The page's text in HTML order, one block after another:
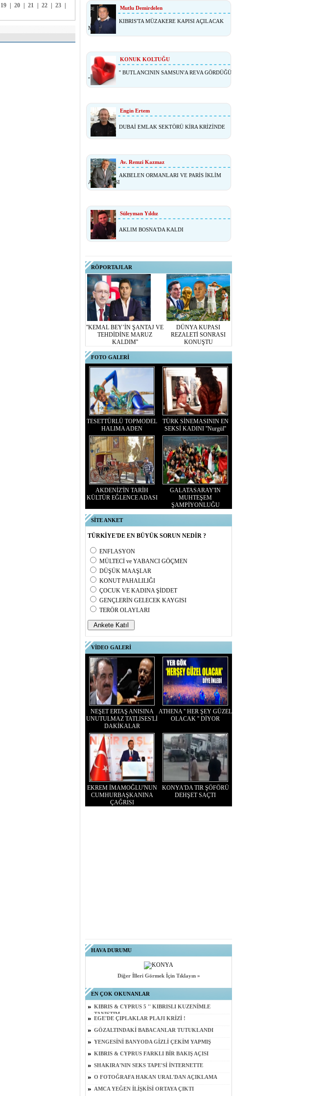
19 20 21 22 23 Mutlu Demirdelen
KIBRIS'TA MÜZAKERE KAPISI AÇILACAK
MI ?
KONUK KOLTUĞU
'' BUTLANCININ SAMSUN'A REVA GÖRDÜĞÜ
''
Engin Ertem
DUBAİ EMLAK SEKTÖRÜ KİRA KRİZİNDE
Av. Remzi Kazmaz
AKBELEN ORMANLARI VE PARİS İKLİM
ANLAŞMASI
Süleyman Yıldız
AKLIM BOSNA'DA KALDI
RÖPORTAJLAR
''KEMAL BEY’İN ŞANTAJ VE
TEHDİDİNE MARUZ
KALDIM''
DÜNYA KUPASI
REZALETİ SONRASI
KONUŞTU
FOTO GALERİ
TESETTÜRLÜ TOPMODEL
HALIMA ADEN
TÜRK SİNEMASININ EN
SEKSİ KADINI ''Nurgül''
AKDENİZ'İN TARİH
KÜLTÜR EĞLENCE ADASI
GALATASARAY'IN
MUHTEŞEM
ŞAMPİYONLUĞU
SİTE ANKET
TÜRKİYE'DE EN BÜYÜK SORUN NEDİR ?
ENFLASYON
MÜLTECİ ve YABANCI GÖÇMEN
DÜŞÜK MAAŞLAR
KONUT PAHALILIĞI
ÇOCUK VE KADINA ŞİDDET
GENÇLERİN GELECEK KAYGISI
TERÖR OLAYLARI
VİDEO GALERİ
NEŞET ERTAŞ ANISINA
UNUTULMAZ TATLISES'Lİ
DAKİKALAR
ATHENA '' HER ŞEY GÜZEL
OLACAK '' DİYOR
EKREM İMAMOĞLU'NUN
CUMHURBAŞKANINA
ÇAĞRISI
KONYA'DA TIR ŞÖFÖRÜ
DEHŞET SAÇTI
HAVA DURUMU
Diğer İlleri Görmek İçin Tıklayın »
EN ÇOK OKUNANLAR
KIBRIS & CYPRUS 5 '' KIBRISLI KUZENİMLE
TANIŞTIM
EGE'DE ÇIPLAKLAR PLAJI KRİZİ !
GÖZALTINDAKİ BABACANLAR TUTUKLANDI
YENGESİNİ BANYODA GİZLİ ÇEKİM YAPMIŞ
KIBRIS & CYPRUS FARKLI BİR BAKIŞ AÇISI
SHAKIRA'NIN SEKS TAPE'Sİ İNTERNETTE
O FOTOĞRAFA HAKAN URAL'DAN AÇIKLAMA
AMCA YEĞEN İLİŞKİSİ ORTAYA ÇIKTI